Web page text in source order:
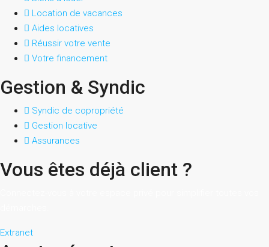
Location de vacances
Aides locatives
Réussir votre vente
Votre financement
Gestion & Syndic
Syndic de copropriété
Gestion locative
Assurances
Vous êtes déjà client ?
Extranet